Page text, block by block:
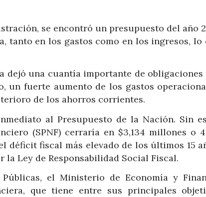
se encontró un presupuesto del año
tanto en los gastos como en los ingresos, lo
dejó una cuantía importante de obligaciones
un fuerte aumento de los gastos
de los ahorros corrientes.
al Presupuesto de la Nación. Sin
(SPNF) cerraría en $3,134 millones o
déficit fiscal más elevado de los últimos 15
Ley de Responsabilidad Social Fiscal.
el Ministerio de Economía y
que tiene entre sus principales